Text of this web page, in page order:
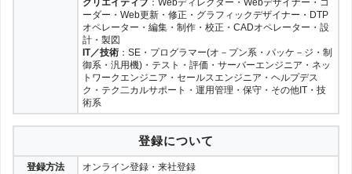
クリエイティブ：Webディレクター・Webデザイナー・コ
ーダー・Web更新・修正・グラフィックデザイナー・DTP
オペレーター・編集・制作・校正・CADオペレーター・設
計・製図
IT／技術 ：SE・プログラマー(オ－プン系・パッケ－ジ・制
御系・汎用機)・テスト・評価・サーバーエンジニア・ネッ
トワークエンジニア・セールスエンジニア・ヘルプデス
ク・テク二カルサポート・運用管理・保守・その他IT・技
術系
登録について
登録方法
オンライン登録・来社登録